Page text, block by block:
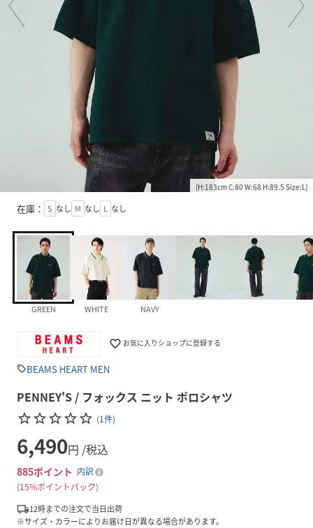
[H:183cm C:80 W:68 H:89.5 Size:L]
在庫： S なし M なし L なし
GREEN WHITE NAVY
favorite_border お気に入りショップに登録する
sellBEAMS HEART MEN
PENNEY'S / フォックス ニット ポロシャツ
star_borderstar_borderstar_borderstar_borderstar_border (1件)
6,490円 /税込
885ポイント 内訳
15%ポイントバック
local_shipping12時までの注文で当日出荷
※サイズ・カラーによりお届け日が異なる場合があります。